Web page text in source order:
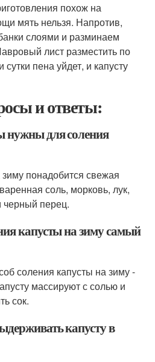
похож на
мять нельзя. Напротив,
слоями и разминаем
лист разместить по
пена уйдет, и капусту
и ответы:
нужны для соления
понадобится свежая
соль, морковь, лук,
черный перец.
капусты на зиму самый
соления капусты на зиму -
массируют с солью и
сок.
капусту в